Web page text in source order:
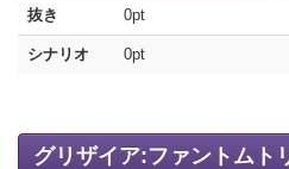
抜き 0pt
シナリオ 0pt
グリザイア:ファントムト